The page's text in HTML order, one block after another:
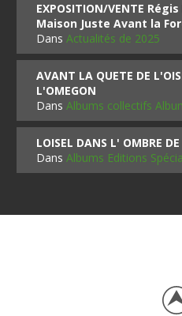
EXPOSITION/VENTE
Maison Juste Avant la
DansActualités de 2025
AVANT LA QUETE DE
L'OMEGON
DansAlbums collectifs
LOISEL DANS L' OMBRE
DansAlbums Editions